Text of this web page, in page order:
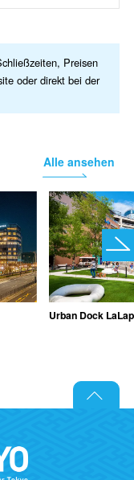
Preisen
oder direkt bei der
Alle ansehen
Urban Dock